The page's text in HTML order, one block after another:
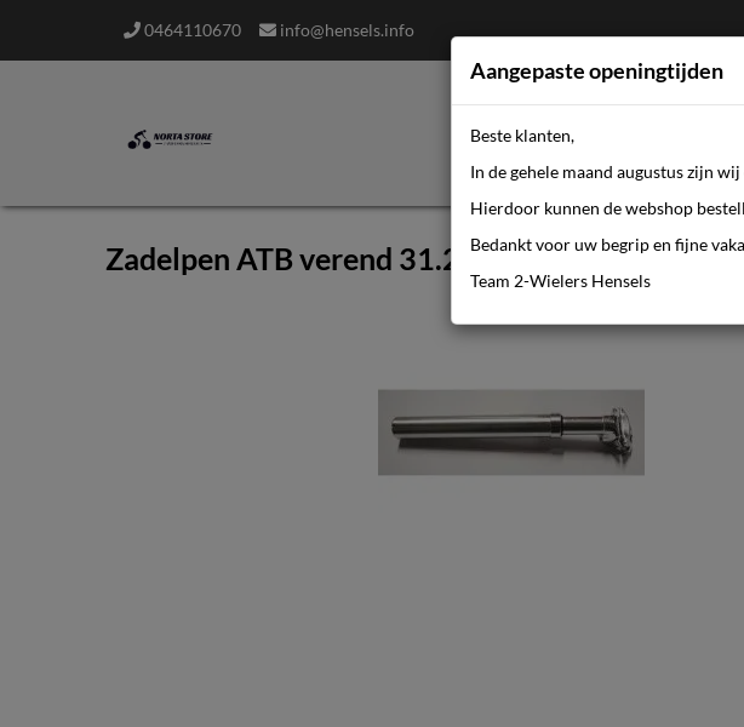
0464110670 info@hensels.info
Zadelpen ATB verend 31.2-300 zilver
Aangepaste openingtijden
Beste klanten,
In de gehele maand augustus zijn
Hierdoor kunnen de webshop
Bedankt voor uw begrip en fijne
Team 2-Wielers Hensels